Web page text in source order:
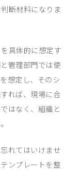
断材料になりま
具体的に想定す
管理部門では使
想定し、そのシ
れば、現場に合
はなく、組織と
れてはいけませ
ンプレートを整